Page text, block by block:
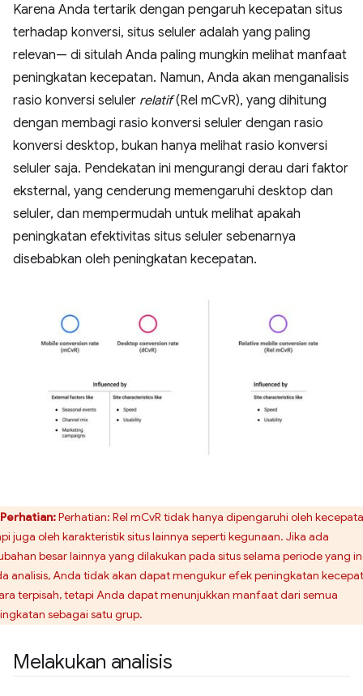
Karena Anda tertarik dengan pengaruh kecepatan situs
terhadap konversi, situs seluler adalah yang paling
relevan— di situlah Anda paling mungkin melihat manfaat
peningkatan kecepatan. Namun, Anda akan menganalisis
rasio konversi seluler relatif(Rel mCvR), yang dihitung
dengan membagi rasio konversi seluler dengan rasio
konversi desktop, bukan hanya melihat rasio konversi
seluler saja. Pendekatan ini mengurangi derau dari faktor
eksternal, yang cenderung memengaruhi desktop dan
seluler, dan mempermudah untuk melihat apakah
peningkatan efektivitas situs seluler sebenarnya
disebabkan oleh peningkatan kecepatan.
Perhatian:Perhatian: Rel mCvR tidak hanya dipengaruhi oleh
juga oleh karakteristik situs lainnya seperti kegunaan. Jika ada
besar lainnya yang dilakukan pada situs selama periode yang
analisis, Anda tidak akan dapat mengukur efek peningkatan
terpisah, tetapi Anda dapat menunjukkan manfaat dari semua
sebagai satu grup.
Melakukan analisis